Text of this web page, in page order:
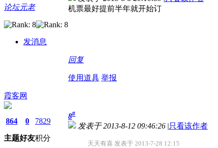
论坛元老
发消息
机票最好提前半年就开始订
回复
使用道具 举报
霞客网
864
主题
0
好友
7829
积分
8#
发表于 2013-8-12 09:46:26 |只看该作者
天天有喜 发表于 2013-7-28 12:15